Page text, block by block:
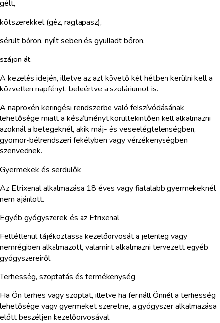
gélt,
kötszerekkel (géz, ragtapasz),
sérült bőrön, nyílt seben és gyulladt bőrön,
szájon át.
A kezelés idején, illetve az azt követő két hétben kerülni kell a
közvetlen napfényt, beleértve a szoláriumot is.
A naproxén keringési rendszerbe való felszívódásának
lehetősége miatt a készítményt körültekintően kell alkalmazni
azoknál a betegeknél, akik máj- és veseelégtelenségben,
gyomor-bélrendszeri fekélyben vagy vérzékenységben
szenvednek.
Gyermekek és serdülők
Az Etrixenal alkalmazása 18 éves vagy fiatalabb gyermekeknél
nem ajánlott.
Egyéb gyógyszerek és az Etrixenal
Feltétlenül tájékoztassa kezelőorvosát a jelenleg vagy
nemrégiben alkalmazott, valamint alkalmazni tervezett egyéb
gyógyszereiről.
Terhesség, szoptatás és termékenység
Ha Ön terhes vagy szoptat, illetve ha fennáll Önnél a terhesség
lehetősége vagy gyermeket szeretne, a gyógyszer alkalmazása
előtt beszéljen kezelőorvosával.